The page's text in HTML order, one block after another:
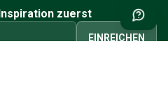
zuerst
EINREICHEN